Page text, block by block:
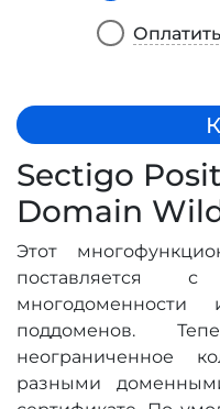
Sectigo
Domain
Этот
поставляется
поддоменов.
неограниченное
разными